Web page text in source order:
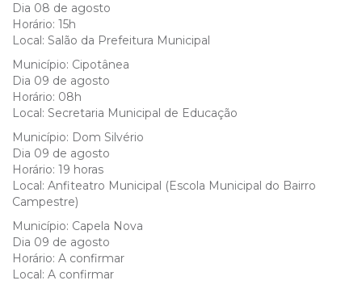
Dia 08 de agosto
Horário: 15h
Local: Salão da Prefeitura Municipal
Município: Cipotânea
Dia 09 de agosto
Horário: 08h
Local: Secretaria Municipal de Educação
Município: Dom Silvério
Dia 09 de agosto
Horário: 19 horas
Local: Anfiteatro Municipal (Escola Municipal do Bairro
Campestre)
Município: Capela Nova
Dia 09 de agosto
Horário: A confirmar
Local: A confirmar